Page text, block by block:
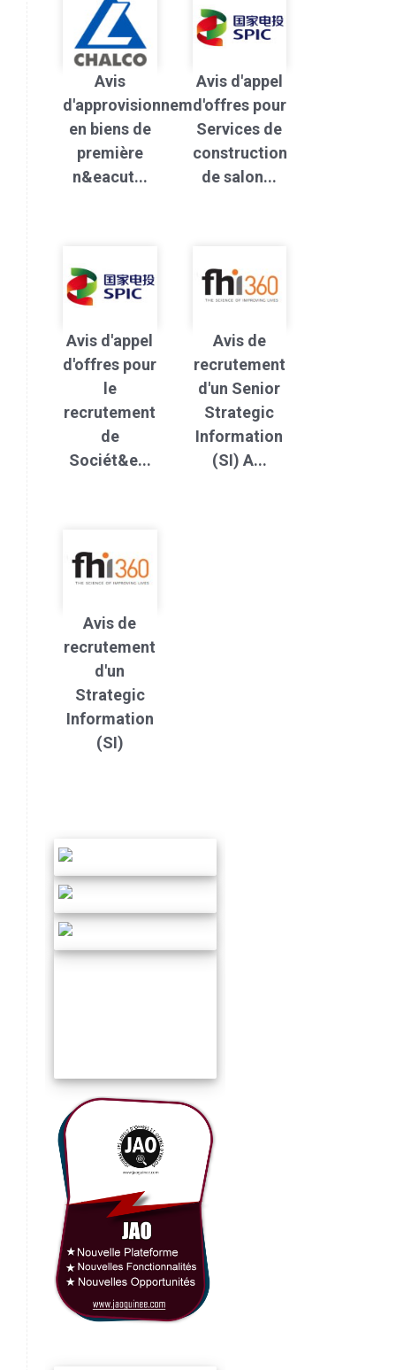
Avis
d'approvisionnement
en biens de
première
n&eacut...
Avis d'appel
d'offres pour
Services de
construction
de salon...
Avis d'appel
d'offres pour
le
recrutement
de
Sociét&e...
Avis de
recrutement
d'un Senior
Strategic
Information
(SI) A...
Avis de
recrutement
d'un
Strategic
Information
(SI)